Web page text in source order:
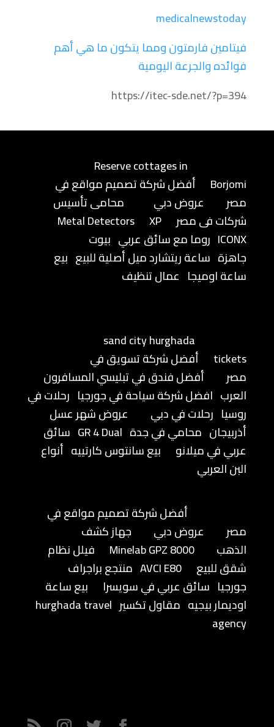
medicalnewstoday
فيتامين فارمتون ومما يتكون ما هي أهم
فوائده والجرعة اليومية
https://itec-sde.net/?p=394
Reserve cottages in
Borjomi
أفضل شركة تصميم مواقع في
مصر
عروض دبي
محامى تأسيس
شركات فى مصر
Metal Detectors
XP
ICONX روما مع سائق عربي بيوت
جاهزة ساعة ريتشارد ميل أصلية للبيع بيع
ساعة اوميجا عمال تنظيف
sand city hurghada
tickets
أفضل شركة تسويق في
مصر
أفضل فندق في تبليسي المسافرون
العرب افضل شركة سياحة في جورجيا رحلات في
روسيا رحلات في دبي
عروض شهر عسل
أذربيجان محامي في جدة GR 4 Dual سائق
عربي في ميلانو
بيع سانتوس كارتييه أنواع
البن العربي
أفضل شركة تصميم مواقع في
مصر
عروض دبي
جهاز كشف
الذهب
Minelab GPZ 8000
فيلل نظام
شقق للبيع
AVCI E80 منتجع براجراف
جورجيا سائق عربي في سويسرا
بيع ساعة
اوديمار بيجيه مقاول تكسير hurghada travel
agency